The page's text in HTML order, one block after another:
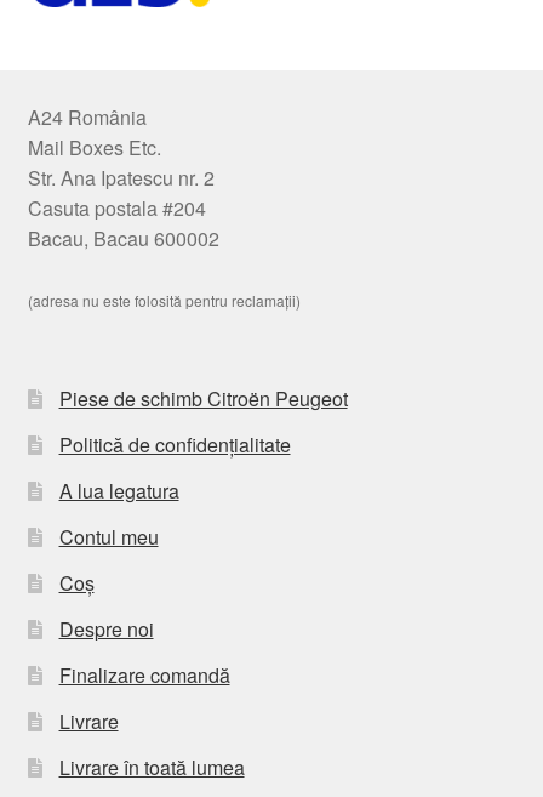
A24 România
Mail Boxes Etc.
Str. Ana Ipatescu nr. 2
Casuta postala #204
Bacau, Bacau 600002
(adresa nu este folosită pentru reclamații)
Piese de schimb Citroën Peugeot
Politică de confidențialitate
A lua legatura
Contul meu
Coș
Despre noi
Finalizare comandă
Livrare
Livrare în toată lumea